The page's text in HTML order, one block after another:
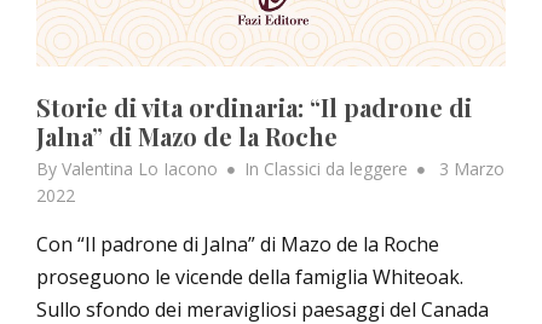
Storie di vita ordinaria: “Il padrone di
Jalna” di Mazo de la Roche
By Valentina Lo Iacono In Classici da leggere
Posted
3 Marzo
2022
Con “Il padrone di Jalna” di Mazo de la Roche
proseguono le vicende della famiglia Whiteoak.
Sullo sfondo dei meravigliosi paesaggi del Canada